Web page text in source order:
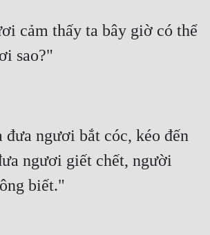
cảm thấy ta bây giờ có thể
sao?"
ngươi bắt cóc, kéo đến
ngươi giết chết, người
biết."